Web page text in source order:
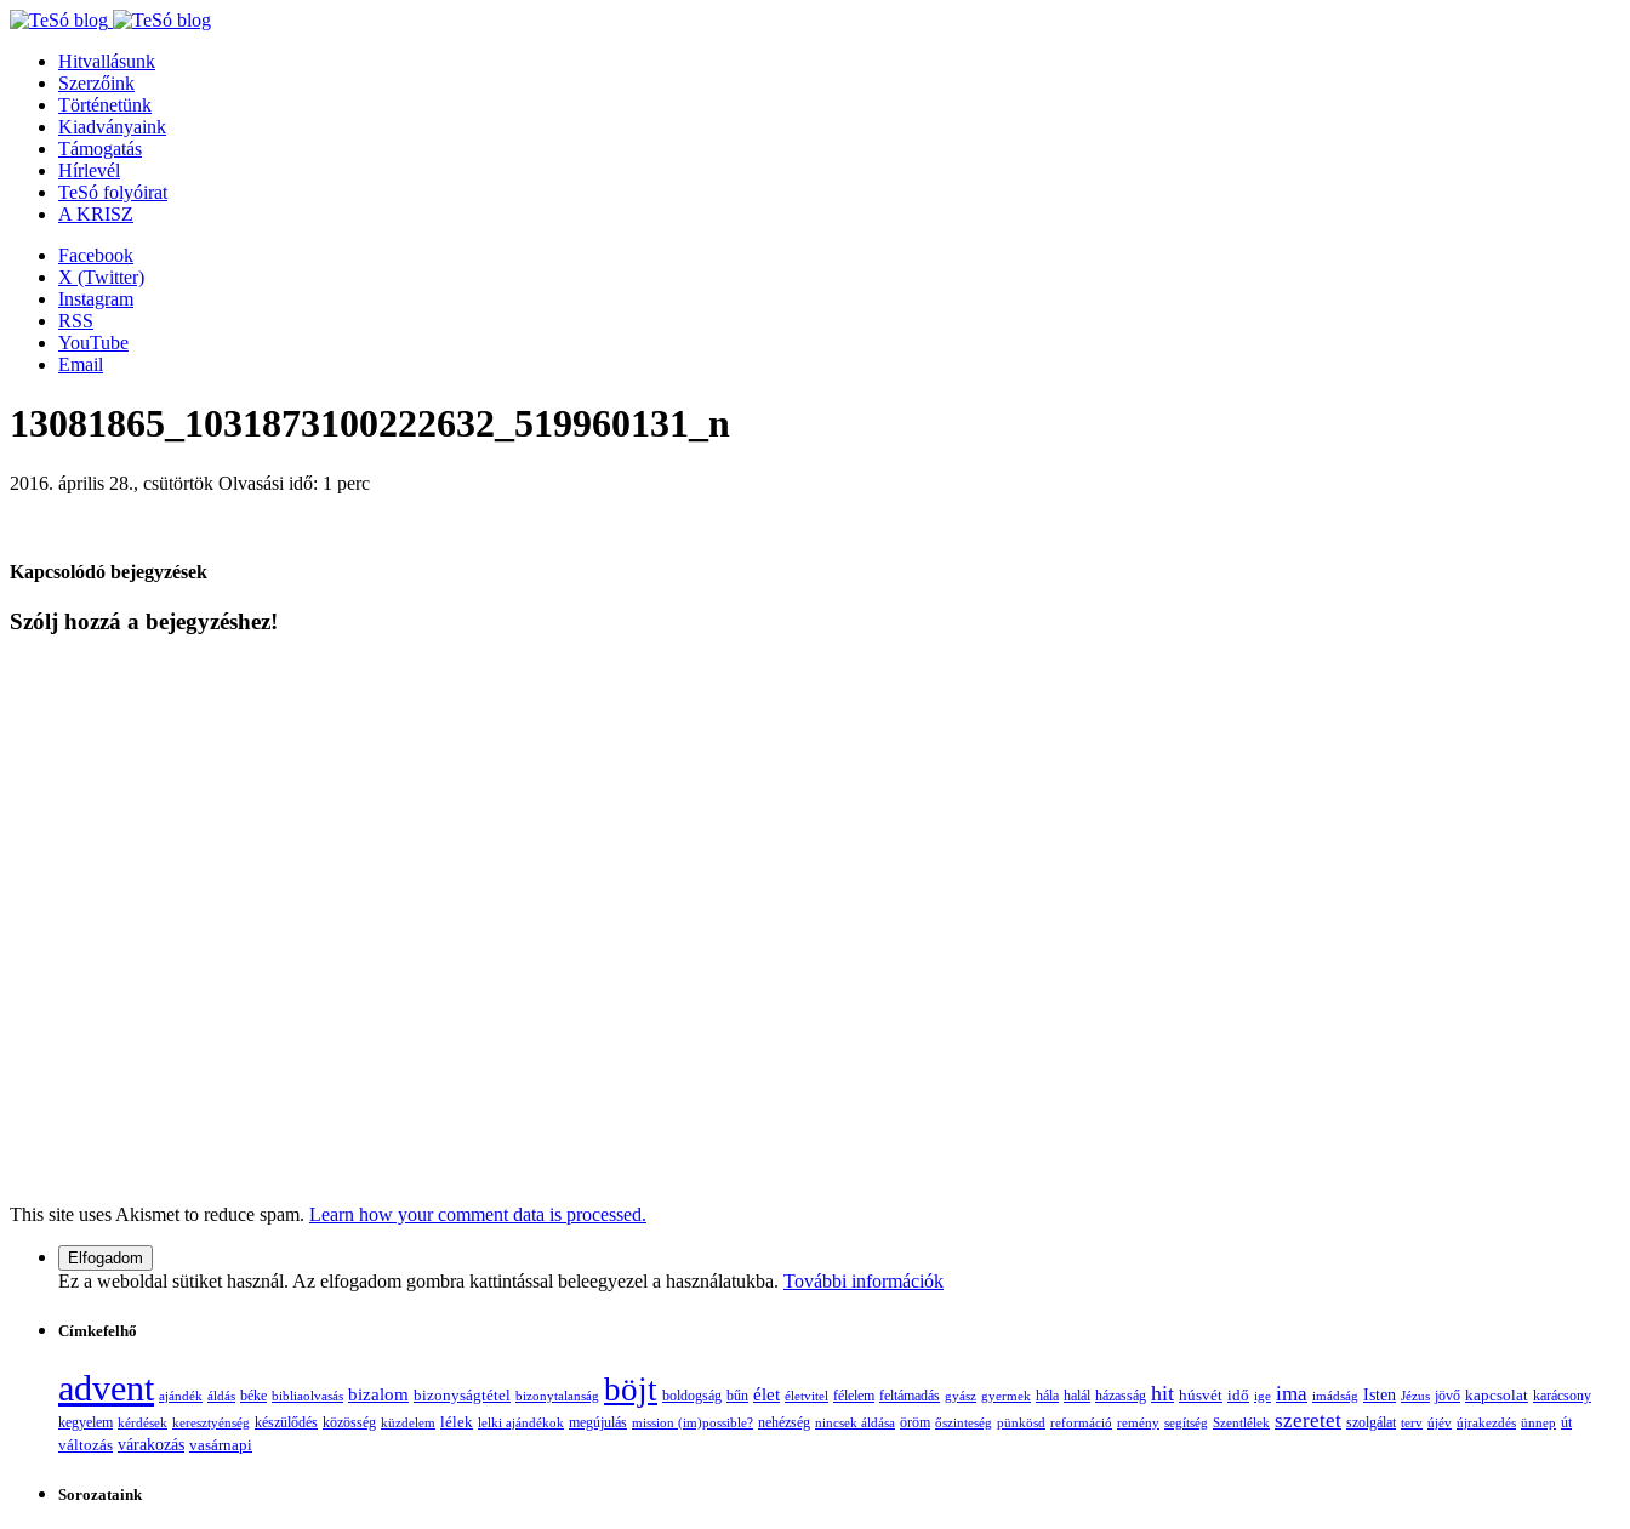
Hitvallásunk
Szerzőink
Történetünk
Kiadványaink
Támogatás
Hírlevél
TeSó folyóirat
A KRISZ
Facebook
X (Twitter)
Instagram
RSS
YouTube
Email
13081865_1031873100222632_519960131_n
2016. április 28., csütörtök Olvasási idő: 1 perc
Kapcsolódó bejegyzések
Szólj hozzá a bejegyzéshez!
This site uses Akismet to reduce spam. Learn how your comment data is processed.
Ez a weboldal sütiket használ. Az elfogadom gombra kattintással beleegyezel a használatukba. További információk
Címkefelhő
advent ajándék áldás béke bibliaolvasás bizalom bizonyságtétel bizonytalanság böjt boldogság bűn élet életvitel félelem feltámadás gyász gyermek hála halál házasság hit húsvét idő ige ima imádság Isten Jézus jövő kapcsolat karácsony
kegyelem kérdések keresztyénség készülődés közösség küzdelem lélek lelki ajándékok megújulás mission (im)possible? nehézség nincsek áldása öröm őszinteség pünkösd reformáció remény segítség Szentlélek szeretet szolgálat terv újév újrakezdés ünnep út
változás várakozás vasárnapi
Sorozataink